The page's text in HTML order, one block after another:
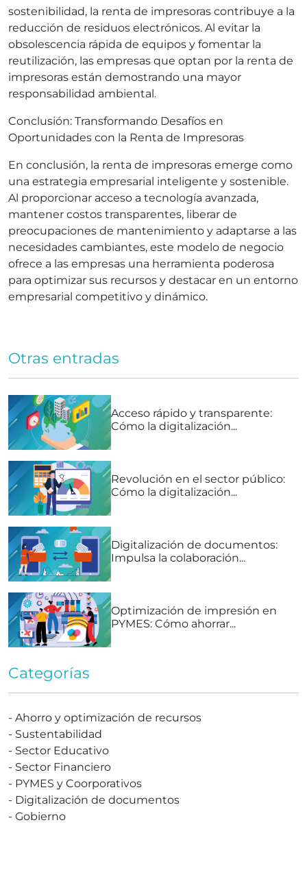
sostenibilidad, la renta de impresoras contribuye a la
reducción de residuos electrónicos. Al evitar la
obsolescencia rápida de equipos y fomentar la
reutilización, las empresas que optan por la renta de
impresoras están demostrando una mayor
responsabilidad ambiental.
Conclusión: Transformando Desafíos en
Oportunidades con la Renta de Impresoras
En conclusión, la renta de impresoras emerge como
una estrategia empresarial inteligente y sostenible.
Al proporcionar acceso a tecnología avanzada,
mantener costos transparentes, liberar de
preocupaciones de mantenimiento y adaptarse a las
necesidades cambiantes, este modelo de negocio
ofrece a las empresas una herramienta poderosa
para optimizar sus recursos y destacar en un entorno
empresarial competitivo y dinámico.
Otras entradas
Acceso rápido y transparente:
Cómo la digitalización...
Revolución en el sector público:
Cómo la digitalización...
Digitalización de documentos:
Impulsa la colaboración...
Optimización de impresión en
PYMES: Cómo ahorrar...
Categorías
- Ahorro y optimización de recursos
- Sustentabilidad
- Sector Educativo
- Sector Financiero
- PYMES y Coorporativos
- Digitalización de documentos
- Gobierno